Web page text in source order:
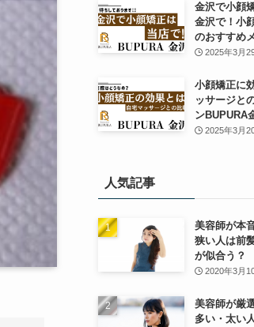
金沢で小顔
金沢で！小
のおすすめ
2025年3月
小顔矯正に
ッサージと
ンBUPURA
2025年3月
人気記事
美容師が本
狭い人は前
が似合う？
2020年3月
美容師が厳
多い・太い